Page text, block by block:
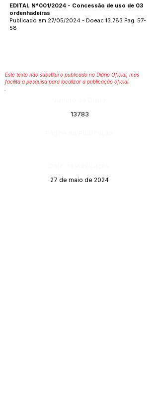
EDITAL N°001/2024 - Concessão de uso de 03
ordenhadeiras
Publicado em 27/05/2024 - Doeac 13.783 Pag. 57-
58
Este texto não substitui o publicado no Diário Oficial, mas
facilita a pesquisa para localizar a publicação oficial.
13783
27 de maio de 2024